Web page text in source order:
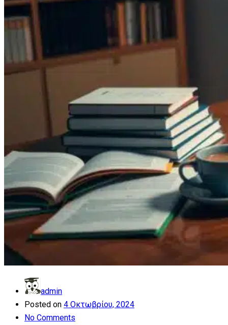
admin
Posted on 4 Οκτωβρίου, 2024
No Comments